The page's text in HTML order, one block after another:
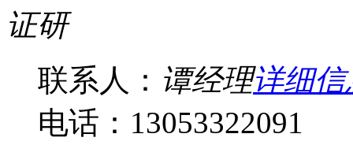
证研
联系人： 谭经理详细信
电话：13053322091